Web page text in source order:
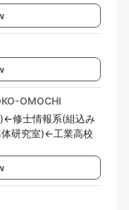
OMOCHI
修士情報系(組込み
研究室)←工業高校